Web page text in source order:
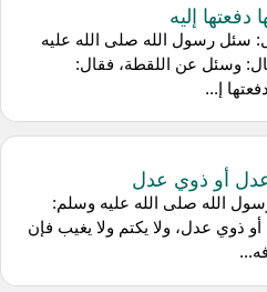
إليه
سئل رسول الله صلى الله عليه
وسئل عن اللقطة، فقال:
إ...
أو ذوي عدل
الله صلى الله عليه وسلم:
ذوي عدل، ولا يكتم ولا يغيب فإن